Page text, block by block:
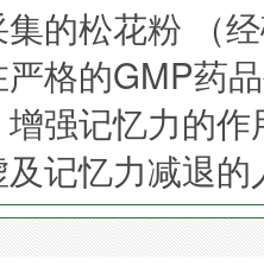
的松花粉 （
格的GMP药
强记忆力的
记忆力减退